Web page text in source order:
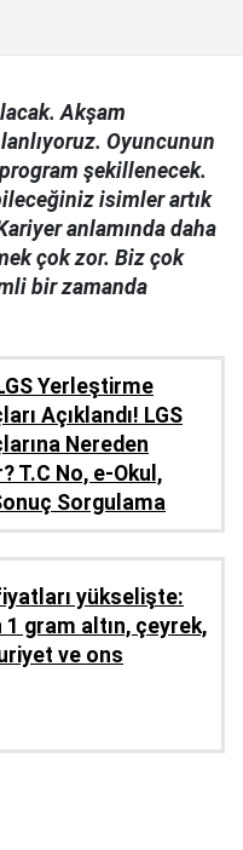
Akşam
Oyuncunun
şekillenecek.
isimler artık
anlamında daha
çok zor. Biz çok
bir zamanda
Yerleştirme
Açıklandı! LGS
Nereden
T.C No, e-Okul,
Sorgulama
yükselişte:
1 gram altın, çeyrek,
ve ons